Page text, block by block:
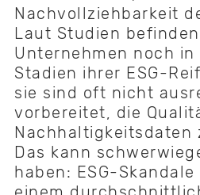
Nachvollziehbarkeit
Laut Studien
Unternehmen noch
Stadien ihrer ESG-
sie sind oft nicht
vorbereitet, die
Nachhaltigkeitsdaten
Das kann
haben: ESG-